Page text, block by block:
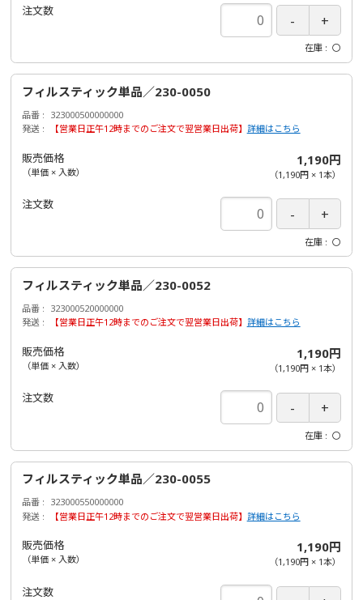
注文数
在庫 〇
フィルスティック単品／230-0050
品番
323000500000000
発送
【営業日正午12時までのご注文で翌営業日出荷】 詳細はこちら
販売価格
（単価 × 入数）
1,190円
（1,190円× 1本）
注文数
在庫 〇
フィルスティック単品／230-0052
品番
323000520000000
発送
【営業日正午12時までのご注文で翌営業日出荷】 詳細はこちら
販売価格
（単価 × 入数）
1,190円
（1,190円× 1本）
注文数
在庫 〇
フィルスティック単品／230-0055
品番
323000550000000
発送
【営業日正午12時までのご注文で翌営業日出荷】 詳細はこちら
販売価格
（単価 × 入数）
1,190円
（1,190円× 1本）
注文数